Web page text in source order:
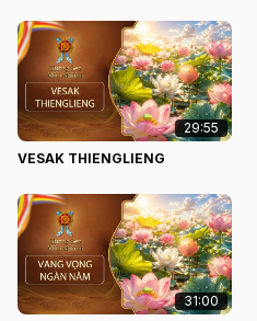
29:55
VESAK THIENGLIENG
31:00